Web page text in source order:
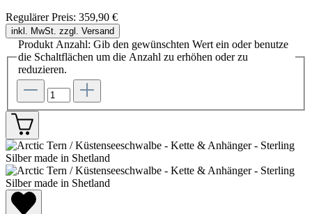
Regulärer Preis: 359,90 €
inkl. MwSt. zzgl. Versand
Produkt Anzahl: Gib den gewünschten Wert ein oder benutze
die Schaltflächen um die Anzahl zu erhöhen oder zu
reduzieren.